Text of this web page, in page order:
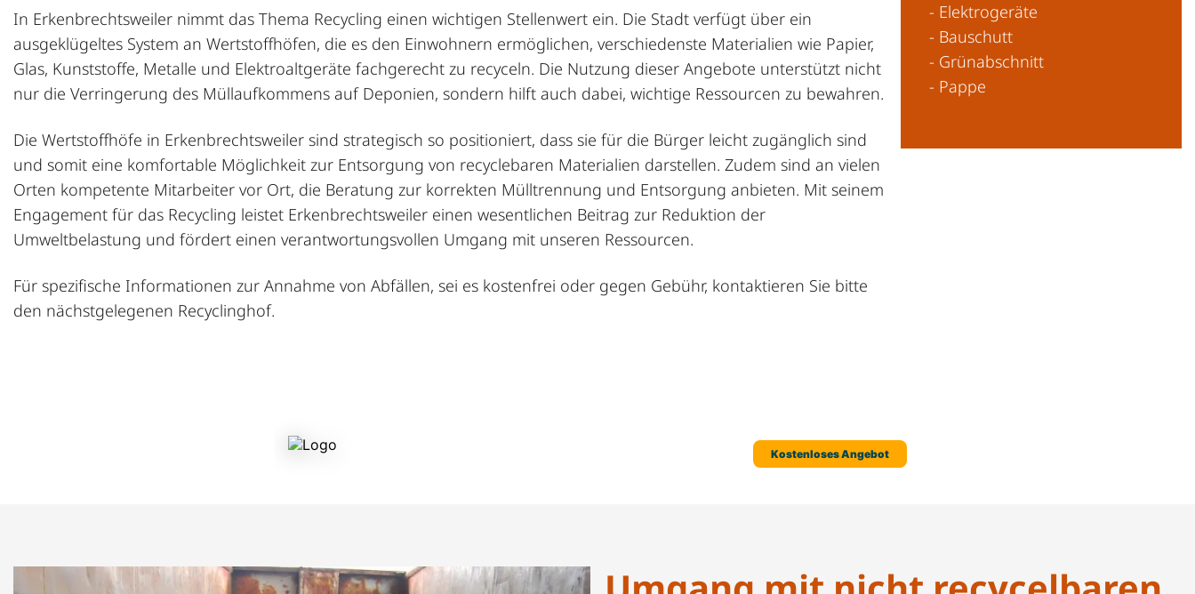
In Erkenbrechtsweiler nimmt das Thema Recycling einen wichtigen Stellenwert ein. Die Stadt verfügt über ein
ausgeklügeltes System an Wertstoffhöfen, die es den Einwohnern ermöglichen, verschiedenste Materialien wie Papier,
Glas, Kunststoffe, Metalle und Elektroaltgeräte fachgerecht zu recyceln. Die Nutzung dieser Angebote unterstützt nicht
nur die Verringerung des Müllaufkommens auf Deponien, sondern hilft auch dabei, wichtige Ressourcen zu bewahren.
Die Wertstoffhöfe in Erkenbrechtsweiler sind strategisch so positioniert, dass sie für die Bürger leicht zugänglich sind
und somit eine komfortable Möglichkeit zur Entsorgung von recyclebaren Materialien darstellen. Zudem sind an vielen
Orten kompetente Mitarbeiter vor Ort, die Beratung zur korrekten Mülltrennung und Entsorgung anbieten. Mit seinem
Engagement für das Recycling leistet Erkenbrechtsweiler einen wesentlichen Beitrag zur Reduktion der
Umweltbelastung und fördert einen verantwortungsvollen Umgang mit unseren Ressourcen.
Für spezifische Informationen zur Annahme von Abfällen, sei es kostenfrei oder gegen Gebühr, kontaktieren Sie bitte
den nächstgelegenen Recyclinghof.
- Elektrogeräte
- Bauschutt
- Grünabschnitt
- Pappe